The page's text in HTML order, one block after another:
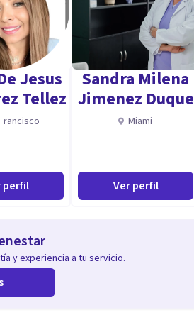
Jesus
Tellez
perfil
Sandra Milena
Jimenez Duque
Miami
Ver perfil
y experiencia a tu servicio.